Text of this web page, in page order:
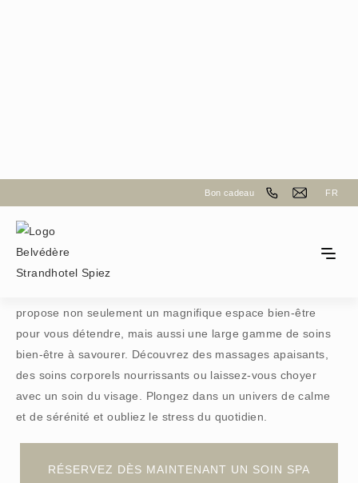
Bon cadeau FR
Le centre bien-être au bord du lac de Thoune
Soins au SPA
propose non seulement un magnifique espace bien-être
pour vous détendre, mais aussi une large gamme de soins
bien-être à savourer. Découvrez des massages apaisants,
des soins corporels nourrissants ou laissez-vous choyer
avec un soin du visage. Plongez dans un univers de calme
et de sérénité et oubliez le stress du quotidien.
RÉSERVEZ DÈS MAINTENANT UN SOIN SPA